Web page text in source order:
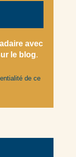
avec
le blog.
de ce